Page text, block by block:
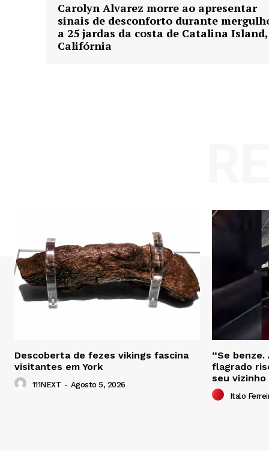
Carolyn Alvarez morre ao apresentar
sinais de desconforto durante
a 25 jardas da costa de Catalina Island,
Califórnia
Descoberta de fezes vikings fascina
visitantes em York
111NEXT - Agosto 5, 2026
“Se benze.
flagrado
seu vizinho
Italo